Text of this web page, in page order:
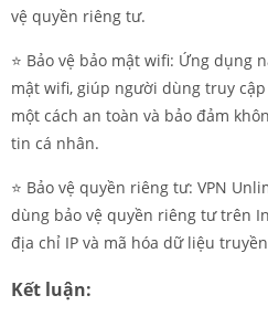
vệ quyền riêng tư.
⭐️ Bảo vệ bảo mật wifi: Ứng dụng
mật wifi, giúp người dùng truy
một cách an toàn và bảo đảm
tin cá nhân.
⭐️ Bảo vệ quyền riêng tư: VPN
dùng bảo vệ quyền riêng tư trên
địa chỉ IP và mã hóa dữ liệu
Kết luận: